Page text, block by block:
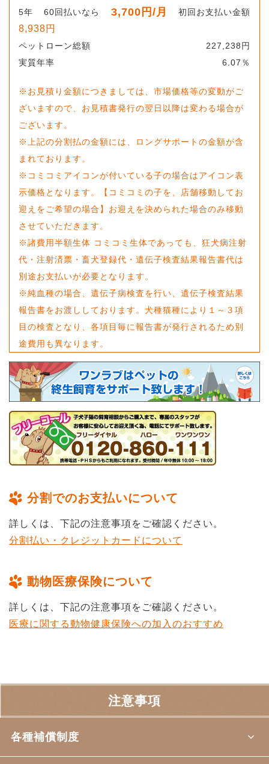
5年 60回払いなら 3,700 円 /月 初回お支払い金額
8,938円
ペットローン総額 227,238円
実質年率
6.07 ％
※お見積り金額につきましては、市場価格等の変動がご
ざいますので、お見積書発行の翌日以降は変わる場合が
ございます。
※上記の分割払の金額には、ロングサポートの金額が含
まれております。
※コミコミアイコンが付いている子の場合はアイコン表
示価格となります。【コミコミの子を、店舗移動してお
迎えをご希望の場合】お迎えを決められた場合のみ移動
させていただきます。
※諸費用半額生体 コミコミ生体であっても、狂犬病注射
代・注射済票・畜犬登録代・遺伝子検査結果報告書代は
別途お支払いが必要となります。
※純血種の場合、遺伝子病検査を行い、遺伝子検査結果
報告書をお渡ししております。犬種猫種により１～３項
目の検査となり、各項目毎に報告書が発行されるため別
途費用も異なります。
分割でのお支払いについて
詳しくは、下記の注意事項をご確認ください。
分割払い・クレジットカードについて
動物医療保険について
詳しくは、下記の注意事項をご確認ください。
医療に関する動物健康保険への加入のおすすめ
注意事項
各種補償制度